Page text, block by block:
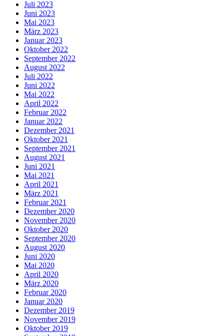
Juli 2023
Juni 2023
Mai 2023
März 2023
Januar 2023
Oktober 2022
September 2022
August 2022
Juli 2022
Juni 2022
Mai 2022
April 2022
Februar 2022
Januar 2022
Dezember 2021
Oktober 2021
September 2021
August 2021
Juni 2021
Mai 2021
April 2021
März 2021
Februar 2021
Dezember 2020
November 2020
Oktober 2020
September 2020
August 2020
Juni 2020
Mai 2020
April 2020
März 2020
Februar 2020
Januar 2020
Dezember 2019
November 2019
Oktober 2019